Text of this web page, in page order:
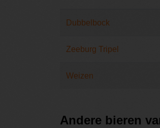
Dubbelbock
Zeeburg Tripel
Weizen
Andere bieren